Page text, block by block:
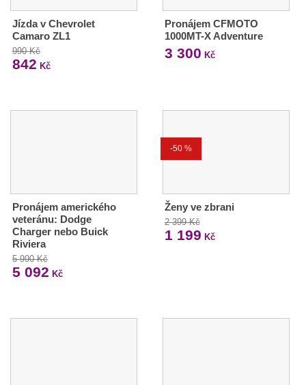
Jízda v Chevrolet
Camaro ZL1
990 Kč
842 Kč
Pronájem CFMOTO
1000MT-X Adventure
3 300 Kč
Pronájem amerického
veteránu: Dodge
Charger nebo Buick
Riviera
5 990 Kč
5 092 Kč
-50 %
Ženy ve zbrani
2 399 Kč
1 199 Kč